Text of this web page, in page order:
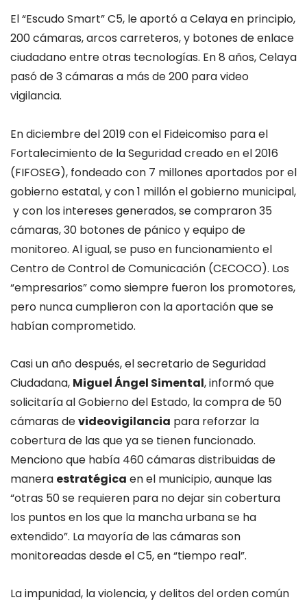
El “Escudo Smart” C5, le aportó a Celaya en principio,
200 cámaras, arcos carreteros, y botones de enlace
ciudadano entre otras tecnologías. En 8 años, Celaya
pasó de 3 cámaras a más de 200 para video
vigilancia.
En diciembre del 2019 con el Fideicomiso para el
Fortalecimiento de la Seguridad creado en el 2016
(FIFOSEG), fondeado con 7 millones aportados por el
gobierno estatal, y con 1 millón el gobierno municipal,
y con los intereses generados, se compraron 35
cámaras, 30 botones de pánico y equipo de
monitoreo. Al igual, se puso en funcionamiento el
Centro de Control de Comunicación (CECOCO). Los
“empresarios” como siempre fueron los promotores,
pero nunca cumplieron con la aportación que se
habían comprometido.
Casi un año después, el secretario de Seguridad
Ciudadana, Miguel Ángel Simental, informó que
solicitaría al Gobierno del Estado, la compra de 50
cámaras devideovigilancia para reforzar la
cobertura de las que ya se tienen funcionado.
Menciono que había 460 cámaras distribuidas de
manera estratégica en el municipio, aunque las
“otras 50 se requieren para no dejar sin cobertura
los puntos en los que la mancha urbana se ha
extendido”. La mayoría de las cámaras son
monitoreadas desde el C5, en “tiempo real”.
La impunidad, la violencia, y delitos del orden común